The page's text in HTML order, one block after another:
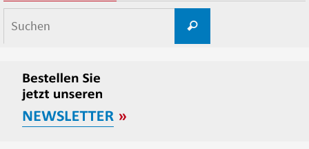
Suchen